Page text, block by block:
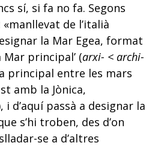
sí, si fa no fa. Segons
de l’italià
la Mar Egea, format
principal’ (arxi- < archi-
principal entre les mars
amb la Jònica,
i d’aquí passà a designar la
s’hi troben, des d’on
se a d’altres